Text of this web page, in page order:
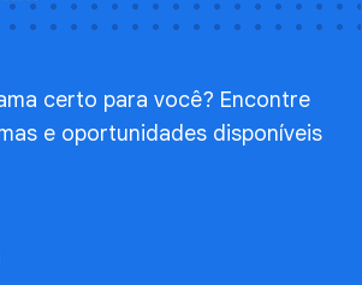
certo para você? Encontre
e oportunidades disponíveis